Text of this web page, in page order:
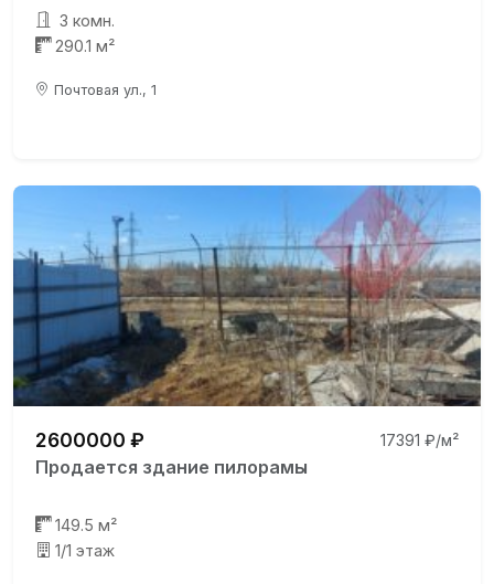
3 комн.
290.1 м²
Почтовая ул., 1
2600000 ₽ 17391 ₽/м²
Продается здание пилорамы
149.5 м²
1/1 этаж